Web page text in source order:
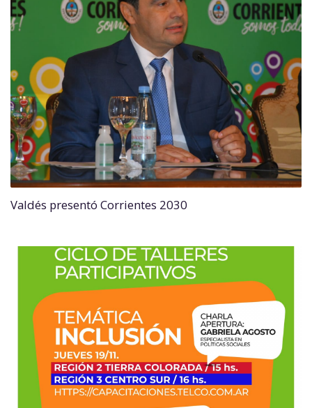
Valdés presentó Corrientes 2030